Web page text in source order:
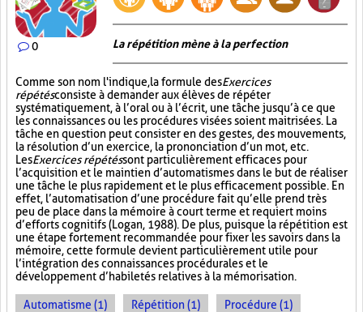
0 La répétition mène à la perfection
Comme son nom l'indique, la formule desExercices
répétésconsiste à demander aux élèves de répéter
systématiquement, à l’oral ou à l’écrit, une tâche jusqu’à ce que
les connaissances ou les procédures visées soient maitrisées. La
tâche en question peut consister en des gestes, des mouvements,
la résolution d’un exercice, la prononciation d’un mot, etc.
LesExercices répétéssont particulièrement efficaces pour
l’acquisition et le maintien d’automatismes dans le but de réaliser
une tâche le plus rapidement et le plus efficacement possible. En
effet, l’automatisation d’une procédure fait qu’elle prend très
peu de place dans la mémoire à court terme et requiert moins
d’efforts cognitifs (Logan, 1988). De plus, puisque la répétition est
une étape fortement recommandée pour fixer les savoirs dans la
mémoire, cette formule devient particulièrement utile pour
l’intégration des connaissances procédurales et le
développement d’habiletés relatives à la mémorisation.
Automatisme (1) Répétition (1) Procédure (1)